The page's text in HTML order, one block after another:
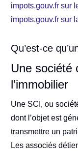
impots.gouv.fr sur
impots.gouv.fr sur
Qu’est-ce
Une société
l’immobilier
Une SCI, ou
dont l’objet est
transmettre un
Les associés